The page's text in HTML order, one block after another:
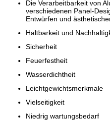
Die Verarbeitbarkeit von
verschiedenen Panel-
Entwürfen und
Haltbarkeit und
Sicherheit
Feuerfestheit
Wasserdichtheit
Leichtgewichtsmerkmale
Vielseitigkeit
Niedrig wartungsbedarf